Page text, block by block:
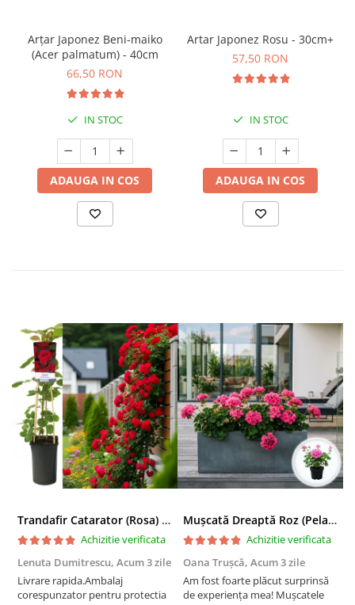
Arțar Japonez Beni-maiko
(Acer palmatum) - 40cm
66,50 RON
IN STOC
ADAUGA IN COS
Artar Japonez Rosu - 30cm+
57,50 RON
IN STOC
ADAUGA IN COS
Trandafir Catarator (Rosa) Red Climber - 75cm
Achizitie verificata
Lenuta Dumitrescu, Acum 3 zile
Livrare rapida.Ambalaj
corespunzator pentru protectia
Mușcată Dreaptă Roz (Pelargonium Zonale)
Achizitie verificata
Oana Trușcă, Acum 3 zile
Am fost foarte plăcut surprinsă
de experiența mea! Mușcatele